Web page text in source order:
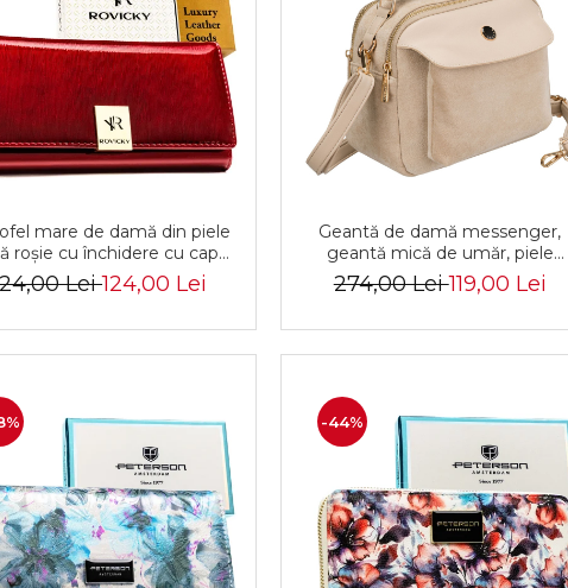
mare de damă din piele
roșie cu închidere cu capsă
- Rovicky
Lei124,00 Lei
Geantă de damă messenger,
geantă mică de umăr, piele
ecologică, geantă bej cu fermoar
la modă - Peterson PTR-PTN
274,00 Lei119,00 Lei
-44%